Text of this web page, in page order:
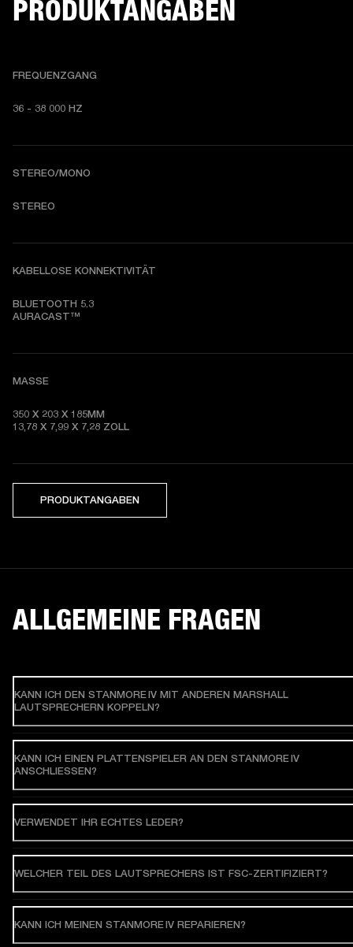
PRODUKTANGABEN
FREQUENZGANG
36 - 38 000 HZ
STEREO/MONO
STEREO
KABELLOSE KONNEKTIVITÄT
BLUETOOTH 5.3
AURACAST™
MASSE
350 X 203 X 185MM
13,78 X 7,99 X 7,28 ZOLL
PRODUKTANGABEN
ALLGEMEINE FRAGEN
KANN ICH DEN STANMORE IV MIT ANDEREN MARSHALL
LAUTSPRECHERN KOPPELN?
KANN ICH EINEN PLATTENSPIELER AN DEN STANMORE IV
ANSCHLIESSEN?
VERWENDET IHR ECHTES LEDER?
WELCHER TEIL DES LAUTSPRECHERS IST FSC-ZERTIFIZIERT?
KANN ICH MEINEN STANMORE IV REPARIEREN?